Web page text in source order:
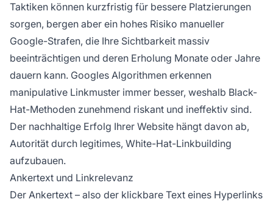
Taktiken können kurzfristig für bessere Platzierungen
sorgen, bergen aber ein hohes Risiko manueller
Google-Strafen, die Ihre Sichtbarkeit massiv
beeinträchtigen und deren Erholung Monate oder Jahre
dauern kann. Googles Algorithmen erkennen
manipulative Linkmuster immer besser, weshalb Black-
Hat-Methoden zunehmend riskant und ineffektiv sind.
Der nachhaltige Erfolg Ihrer Website hängt davon ab,
Autorität durch legitimes, White-Hat-Linkbuilding
aufzubauen.
Ankertext und Linkrelevanz
Der Ankertext – also der klickbare Text eines Hyperlinks